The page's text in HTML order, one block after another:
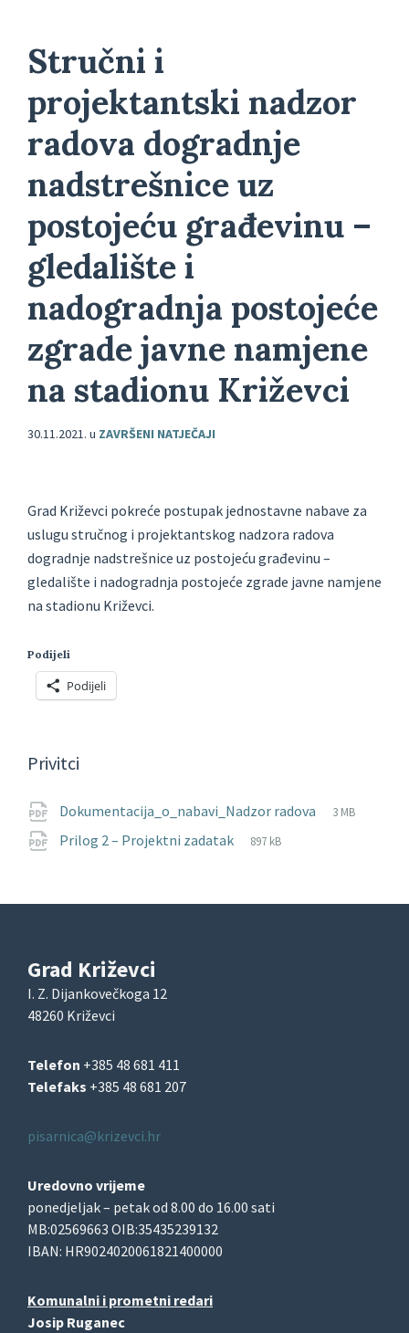
Stručni i
projektantski nadzor
radova dogradnje
nadstrešnice uz
postojeću građevinu –
gledalište i
nadogradnja postojeće
zgrade javne namjene
na stadionu Križevci
30.11.2021. u ZAVRŠENI NATJEČAJI
Grad Križevci pokreće postupak jednostavne nabave za
uslugu stručnog i projektantskog nadzora radova
dogradnje nadstrešnice uz postojeću građevinu –
gledalište i nadogradnja postojeće zgrade javne namjene
na stadionu Križevci.
Podijeli
Podijeli
Privitci
Dokumentacija_o_nabavi_Nadzor radova
File
pdf
File
3 MB
Prilog 2 – Projektni zadatak
File
pdf
File
897 kB
Grad Križevci
I. Z. Dijankovečkoga 12
48260 Križevci
Telefon +385 48 681 411
Telefaks +385 48 681 207
pisarnica@krizevci.hr
Uredovno vrijeme
ponedjeljak – petak od 8.00 do 16.00 sati
MB:02569663 OIB:35435239132
IBAN: HR9024020061821400000
Komunalni i prometni redari
Josip Ruganec